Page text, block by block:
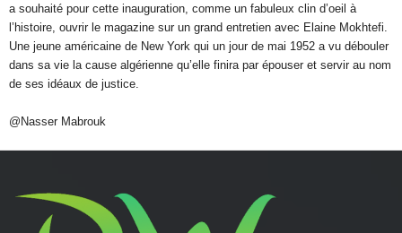
a souhaité pour cette inauguration, comme un fabuleux clin d’oeil à
l’histoire, ouvrir le magazine sur un grand entretien avec Elaine Mokhtefi.
Une jeune américaine de New York qui un jour de mai 1952 a vu débouler
dans sa vie la cause algérienne qu’elle finira par épouser et servir au nom
de ses idéaux de justice.
@Nasser Mabrouk